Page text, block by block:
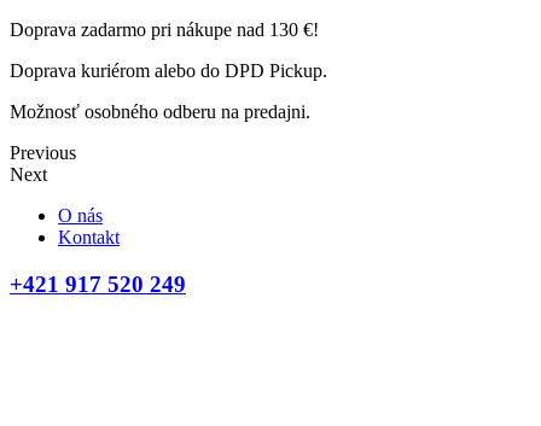
Doprava zadarmo pri nákupe nad 130 €!
Doprava kuriérom alebo do DPD Pickup.
Možnosť osobného odberu na predajni.
Previous
Next
O nás
Kontakt
+421 917 520 249